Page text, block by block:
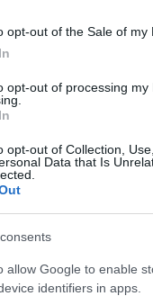
opt-out of the Sale of my
opt-out of processing
opt-out of Collection,
Data that Is
allow Google to enable
identifiers in apps.